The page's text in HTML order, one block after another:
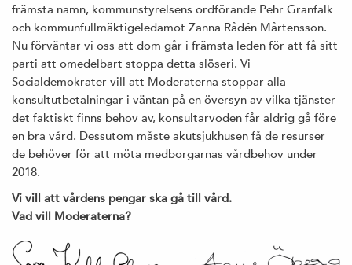
främsta namn, kommunstyrelsens ordförande Pehr Granfalk
och kommunfullmäktigeledamot Zanna Rådén Mårtensson.
Nu förväntar vi oss att dom går i främsta leden för att få sitt
parti att omedelbart stoppa detta slöseri. Vi
Socialdemokrater vill att Moderaterna stoppar alla
konsultutbetalningar i väntan på en översyn av vilka tjänster
det faktiskt finns behov av, konsultarvoden får aldrig gå före
en bra vård. Dessutom måste akutsjukhusen få de resurser
de behöver för att möta medborgarnas vårdbehov under
2018.
Vi vill att vårdens pengar ska gå till vård.
Vad vill Moderaterna?